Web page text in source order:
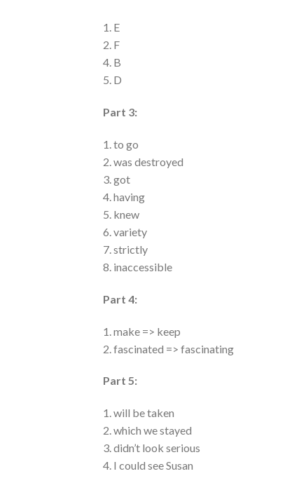
1. E
2. F
4. B
5. D
Part 3:
1. to go
2. was destroyed
3. got
4. having
5. knew
6. variety
7. strictly
8. inaccessible
Part 4:
1. make => keep
2. fascinated => fascinating
Part 5:
1. will be taken
2. which we stayed
3. didn’t look serious
4. I could see Susan